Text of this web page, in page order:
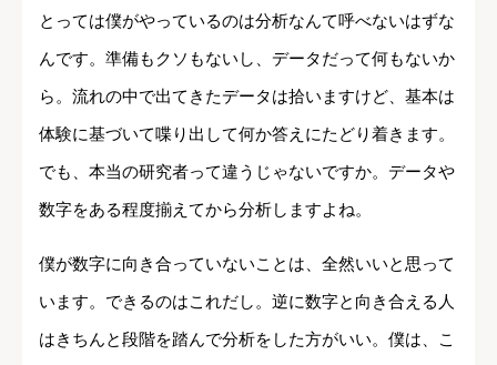
とっては僕がやっているのは分析なんて呼べないはずな
んです。準備もクソもないし、データだって何もないか
ら。流れの中で出てきたデータは拾いますけど、基本は
体験に基づいて喋り出して何か答えにたどり着きます。
でも、本当の研究者って違うじゃないですか。データや
数字をある程度揃えてから分析しますよね。
僕が数字に向き合っていないことは、全然いいと思って
います。できるのはこれだし。逆に数字と向き合える人
はきちんと段階を踏んで分析をした方がいい。僕は、こ